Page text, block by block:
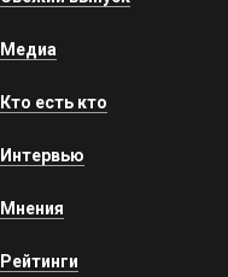
Медиа
Кто есть кто
Интервью
Мнения
Рейтинги